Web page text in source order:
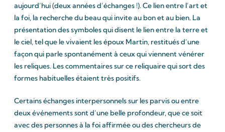
aujourd’hui (deux années d’échanges !). Ce lien entre l’art et
la foi, la recherche du beau qui invite au bon et au bien. La
présentation des symboles qui disent le lien entre la terre et
le ciel, tel que le vivaient les époux Martin, restitués d’une
façon qui parle spontanément à ceux qui viennent vénérer
les reliques. Les commentaires sur ce reliquaire qui sort des
formes habituelles étaient très positifs.
Certains échanges interpersonnels sur les parvis ou entre
deux événements sont d’une belle profondeur, que ce soit
avec des personnes à la foi affirmée ou des chercheurs de